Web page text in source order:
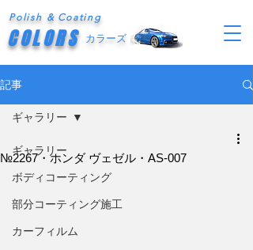
Polish & Coating
COLORS カラーズ
記事
ギャラリー
ボディコーティング
部分コーティング施工
カーフィルム
ギャラリー
№2267・ホンダ ヴェゼル・AS-007